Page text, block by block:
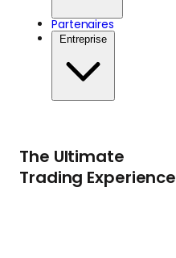
Partenaires
Entreprise
The Ultimate
Trading Experience